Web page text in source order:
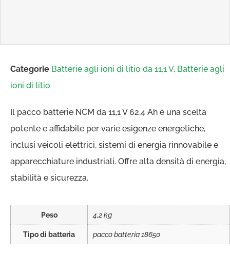
Categorie Batterie agli ioni di litio da 11,1 V, Batterie agli
ioni di litio
Il pacco batterie NCM da 11,1 V 62,4 Ah è una scelta
potente e affidabile per varie esigenze energetiche,
inclusi veicoli elettrici, sistemi di energia rinnovabile e
apparecchiature industriali. Offre alta densità di energia,
stabilità e sicurezza.
Peso 4,2 kg
Tipo di batteria pacco batteria 18650